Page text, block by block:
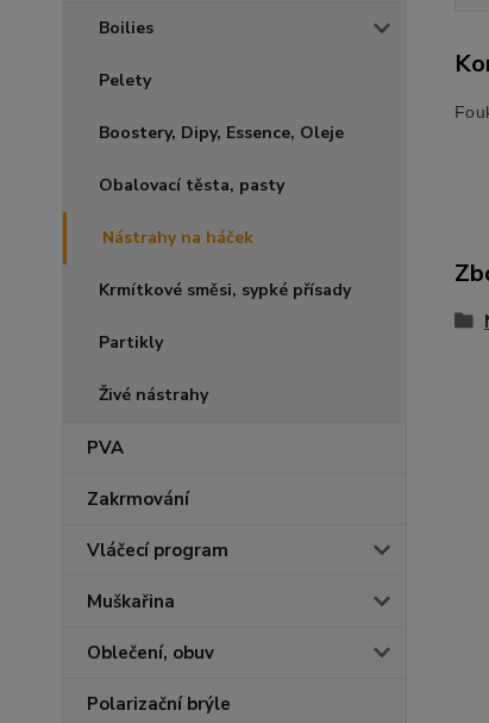
Boilies
Pelety
Boostery, Dipy, Essence, Oleje
Obalovací těsta, pasty
Nástrahy na háček
Krmítkové směsi, sypké přísady
Partikly
Živé nástrahy
PVA
Zakrmování
Vláčecí program
Muškařina
Oblečení, obuv
Polarizační brýle